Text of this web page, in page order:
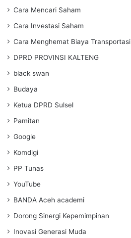
Cara Mencari Saham
Cara Investasi Saham
Cara Menghemat Biaya Transportasi
DPRD PROVINSI KALTENG
black swan
Budaya
Ketua DPRD Sulsel
Pamitan
Google
Komdigi
PP Tunas
YouTube
BANDA Aceh academi
Dorong Sinergi Kepemimpinan
Inovasi Generasi Muda